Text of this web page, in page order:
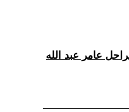
عامر عبد الله